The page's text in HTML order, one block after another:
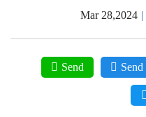
Mar 28,2024 |
Send Send